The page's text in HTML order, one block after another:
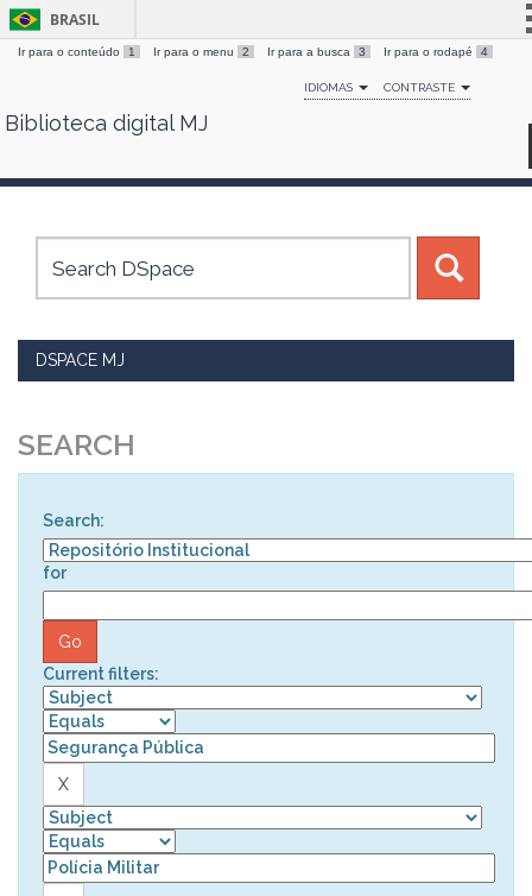
Skip
BRASIL
Simplifique!
Comunica BR
Canais
Ir para o conteúdo 1 Ir para o menu 2 Ir para a busca 3 Ir para o rodapé 4
IDIOMAS CONTRASTE
Biblioteca digital MJ
DSPACE MJ
SEARCH
Search:
for
Current filters: